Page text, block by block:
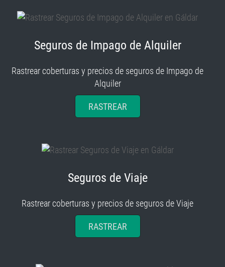
Seguros de Impago de Alquiler
Rastrear coberturas y precios de seguros de Impago de
Alquiler
RASTREAR
Seguros de Viaje
Rastrear coberturas y precios de seguros de Viaje
RASTREAR